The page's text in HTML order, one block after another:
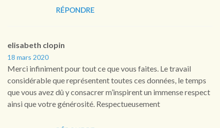
RÉPONDRE
elisabeth clopin
18 mars 2020
Merci infiniment pour tout ce que vous faites. Le travail
considérable que représentent toutes ces données, le temps
que vous avez dû y consacrer m’inspirent un immense respect
ainsi que votre générosité. Respectueusement